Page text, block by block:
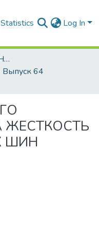
Statistics Log In
НАУКОВІ ВИДАННЯ ХНАДУ
Выпуск 64
ЖЕСТКОСТЬ
ШИН